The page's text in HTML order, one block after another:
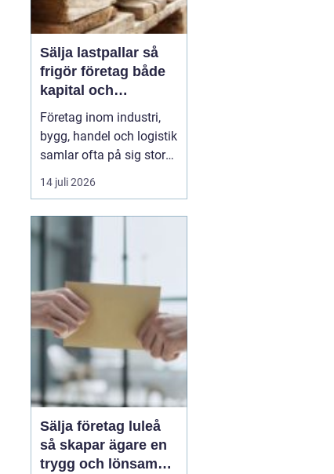
Sälja lastpallar så
frigör företag både
kapital och
lagerutrymme
Företag inom industri,
bygg, handel och logistik
samlar ofta på sig stora
mängder lastpallar. De
tar plats, binder kapital
Genom att
lastpallar
14 juli 2026
Sälja företag luleå
så skapar ägare en
trygg och lönsam